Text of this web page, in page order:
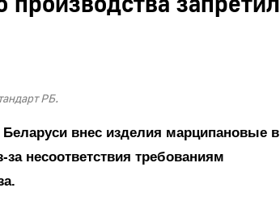
РБ.
внес изделия марципановые в
несоответствия требованиям